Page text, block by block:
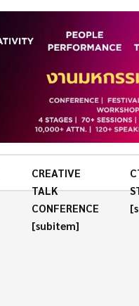
CREATIVE
TALK
CONFERENCE
[subitem]